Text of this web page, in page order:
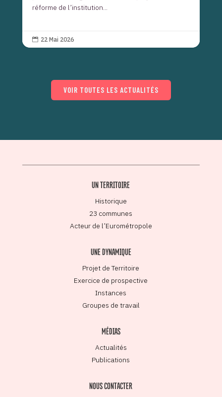
réforme de l’institution...
 22 Mai 2026
VOIR TOUTES LES ACTUALITÉS
UN TERRITOIRE
Historique
23 communes
Acteur de l’Eurométropole
UNE DYNAMIQUE
Projet de Territoire
Exercice de prospective
Instances
Groupes de travail
MÉDIAS
Actualités
Publications
NOUS CONTACTER